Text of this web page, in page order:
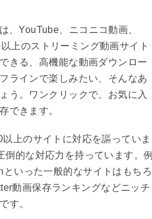
、YouTube、ニコニコ動画、
上のストリーミング動画サイト
きる、高機能な動画ダウンロー
ラインで楽しみたい、そんなあ
う。ワンクリックで、お気に入
できます。
上のサイトに対応を謳っていま
的な対応力を持っています。例
いった一般的なサイトはもちろ
動画保存ランキングなどニッチ
す。